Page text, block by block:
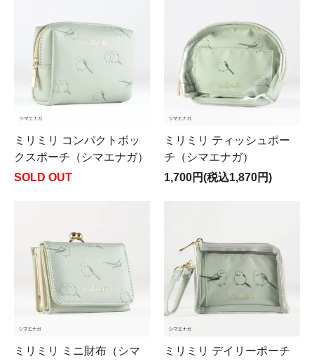
ミリミリ コンパクトボッ
クスポーチ（シマエナガ）
SOLD OUT
ミリミリ ティッシュポー
チ（シマエナガ）
1,700円(税込1,870円)
ミリミリ ミニ財布（シマ
ミリミリ デイリーポーチ